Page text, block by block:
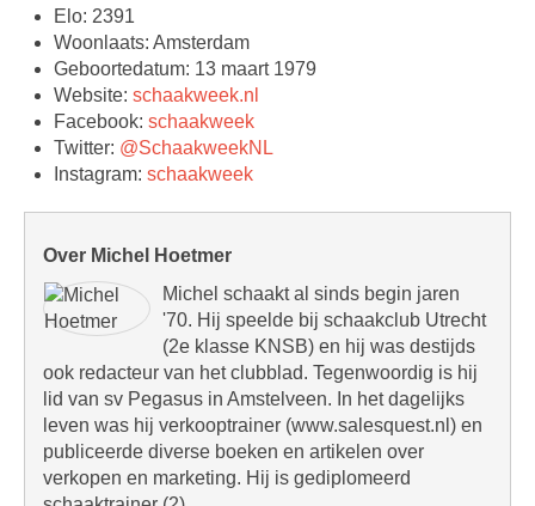
Elo: 2391
Woonlaats: Amsterdam
Geboortedatum: 13 maart 1979
Website: schaakweek.nl
Facebook: schaakweek
Twitter: @SchaakweekNL
Instagram: schaakweek
Over Michel Hoetmer
Michel schaakt al sinds begin jaren
'70. Hij speelde bij schaakclub Utrecht
(2e klasse KNSB) en hij was destijds
ook redacteur van het clubblad. Tegenwoordig is hij
lid van sv Pegasus in Amstelveen. In het dagelijks
leven was hij verkooptrainer (www.salesquest.nl) en
publiceerde diverse boeken en artikelen over
verkopen en marketing. Hij is gediplomeerd